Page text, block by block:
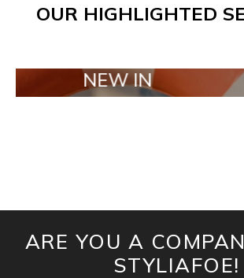
OUR HIGHLIGHTED
NEW IN
ARE YOU A
STYLIAFOE!